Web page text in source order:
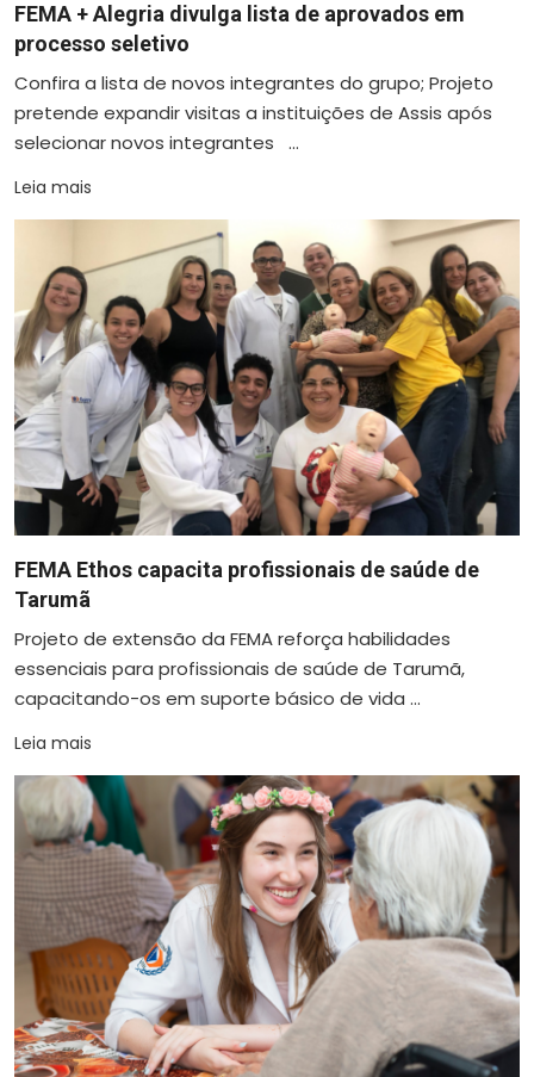
FEMA + Alegria divulga lista de aprovados em
processo seletivo
Confira a lista de novos integrantes do grupo; Projeto
pretende expandir visitas a instituições de Assis após
selecionar novos integrantes ...
Leia mais
FEMA Ethos capacita profissionais de saúde de
Tarumã
Projeto de extensão da FEMA reforça habilidades
essenciais para profissionais de saúde de Tarumã,
capacitando-os em suporte básico de vida ...
Leia mais